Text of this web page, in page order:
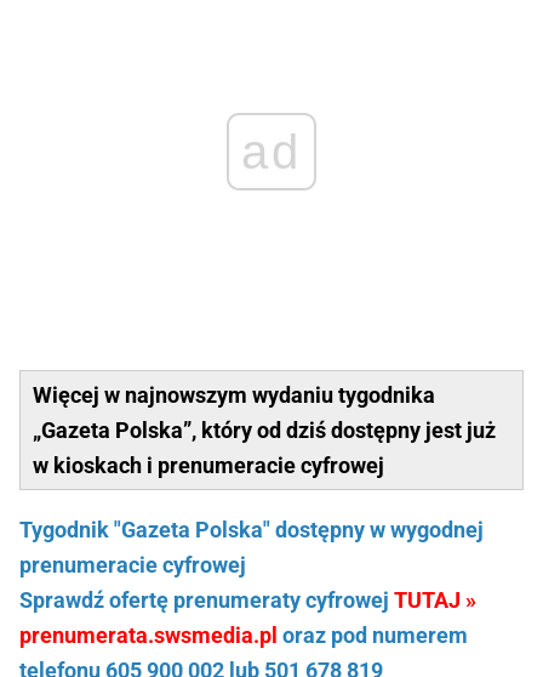
ad
Więcej w najnowszym wydaniu tygodnika
„Gazeta Polska”, który od dziś dostępny jest już
w kioskach i prenumeracie cyfrowej
Tygodnik "Gazeta Polska" dostępny w wygodnej
prenumeracie cyfrowej
Sprawdź ofertę prenumeraty cyfrowej TUTAJ »
prenumerata.swsmedia.pl oraz pod numerem
telefonu 605 900 002 lub 501 678 819